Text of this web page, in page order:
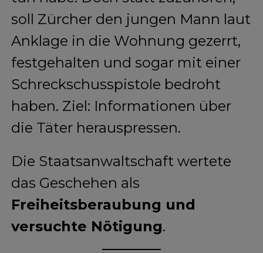
soll Zürcher den jungen Mann laut
Anklage in die Wohnung gezerrt,
festgehalten und sogar mit einer
Schreckschusspistole bedroht
haben. Ziel: Informationen über
die Täter herauspressen.
Die Staatsanwaltschaft wertete
das Geschehen als
Freiheitsberaubung und
versuchte Nötigung.